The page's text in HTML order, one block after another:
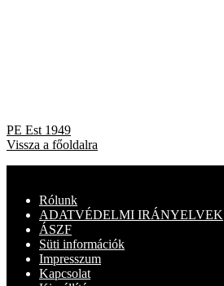
Bejegyzés
navigáció
Previous
post:
PE Est 1949
Vissza a főoldalra
Rólunk
ADATVÉDELMI IRÁNYELVEK
ÁSZF
Süti információk
Impresszum
Kapcsolat